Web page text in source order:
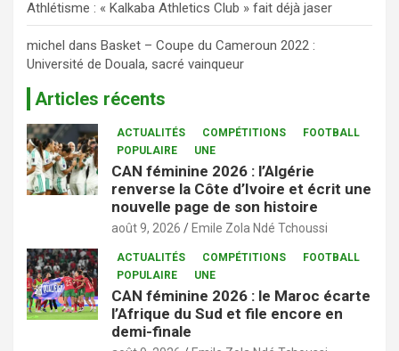
Athlétisme : « Kalkaba Athletics Club » fait déjà jaser
michel dans Basket – Coupe du Cameroun 2022 :
Université de Douala, sacré vainqueur
Articles récents
ACTUALITÉS COMPÉTITIONS
FOOTBALL
POPULAIRE
UNE
CAN féminine 2026 : l’Algérie
renverse la Côte d’Ivoire et écrit une
nouvelle page de son histoire
août 9, 2026 Emile Zola Ndé Tchoussi
ACTUALITÉS COMPÉTITIONS
FOOTBALL
POPULAIRE
UNE
CAN féminine 2026 : le Maroc écarte
l’Afrique du Sud et file encore en
demi-finale